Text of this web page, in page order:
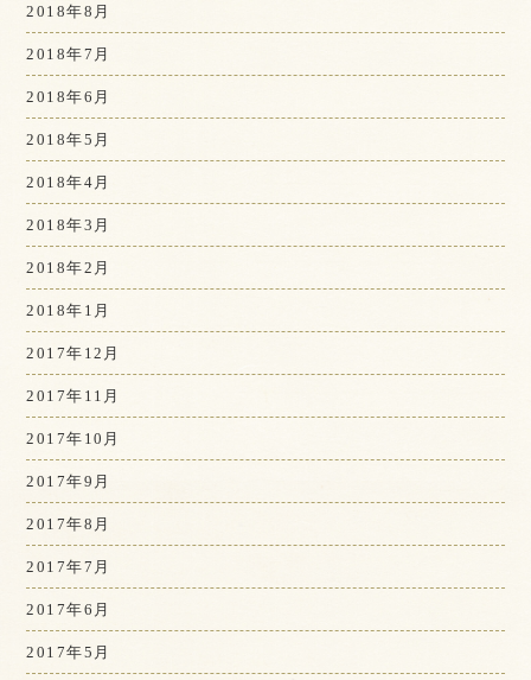
2018年8月
2018年7月
2018年6月
2018年5月
2018年4月
2018年3月
2018年2月
2018年1月
2017年12月
2017年11月
2017年10月
2017年9月
2017年8月
2017年7月
2017年6月
2017年5月